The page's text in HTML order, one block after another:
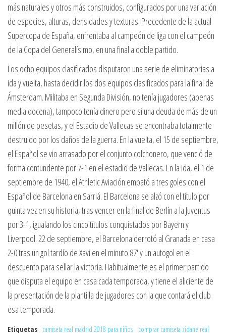
más naturales y otros más construidos, configurados por una variación
de especies, alturas, densidades y texturas. Precedente de la actual
Supercopa de España, enfrentaba al campeón de liga con el campeón
de la Copa del Generalísimo, en una final a doble partido.
Los ocho equipos clasificados disputaron una serie de eliminatorias a
ida y vuelta, hasta decidir los dos equipos clasificados para la final de
Ámsterdam. Militaba en Segunda División, no tenía jugadores (apenas
media docena), tampoco tenía dinero pero sí una deuda de más de un
millón de pesetas, y el Estadio de Vallecas se encontraba totalmente
destruido por los daños de la guerra. En la vuelta, el 15 de septiembre,
el Español se vio arrasado por el conjunto colchonero, que venció de
forma contundente por 7-1 en el estadio de Vallecas. En la ida, el 1 de
septiembre de 1940, el Athletic Aviación empató a tres goles con el
Español de Barcelona en Sarriá. El Barcelona se alzó con el título por
quinta vez en su historia, tras vencer en la final de Berlín a la Juventus
por 3-1, igualando los cinco títulos conquistados por Bayern y
Liverpool. 22 de septiembre, el Barcelona derrotó al Granada en casa
2-0 tras un gol tardío de Xavi en el minuto 87′ y un autogol en el
descuento para sellar la victoria. Habitualmente es el primer partido
que disputa el equipo en casa cada temporada, y tiene el aliciente de
la presentación de la plantilla de jugadores con la que contará el club
esa temporada.
Etiquetas camiseta real madrid 2018 para niños
comprar camiseta zidane real